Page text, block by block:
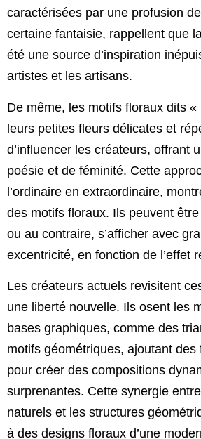
caractérisées par une profusion
certaine fantaisie, rappellent que
été une source d’inspiration
artistes et les artisans.
De même, les motifs floraux dits
leurs petites fleurs délicates et
d’influencer les créateurs, offrant
poésie et de féminité. Cette
l’ordinaire en extraordinaire,
des motifs floraux. Ils peuvent
ou au contraire, s’afficher avec
excentricité, en fonction de l’effet
Les créateurs actuels revisitent
une liberté nouvelle. Ils osent les
bases graphiques, comme des
motifs géométriques, ajoutant
pour créer des compositions
surprenantes. Cette synergie
naturels et les structures
à des designs floraux d’une